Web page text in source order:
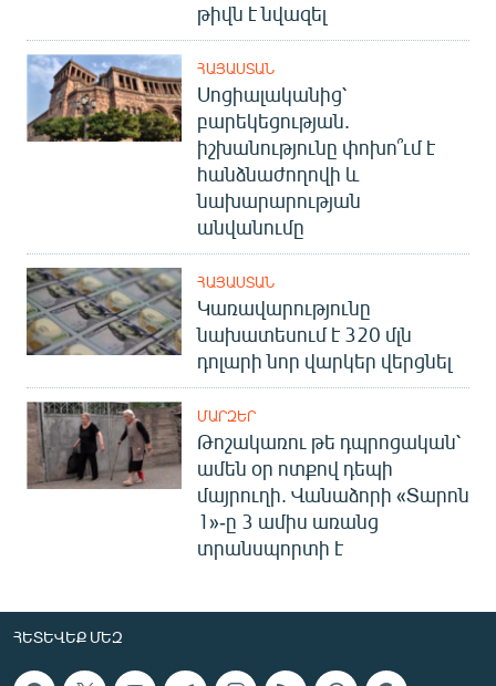
թիվն է նվազել
ՀԱՅԱՍՏԱՆ
Սոցիալականից՝
բարեկեցության.
իշխանությունը փոխո՞ւմ է
հանձնաժողովի և
նախարարության
անվանումը
ՀԱՅԱՍՏԱՆ
Կառավարությունը
նախատեսում է 320 մլն
դոլարի նոր վարկեր վերցնել
ՄԱՐԶԵՐ
Թոշակառու թե դպրոցական՝
ամեն օր ոտքով դեպի
մայրուղի. Վանաձորի «Տարոն
1»-ը 3 ամիս առանց
տրանսպորտի է
ՀԵՏԵՎԵՔ ՄԵԶ